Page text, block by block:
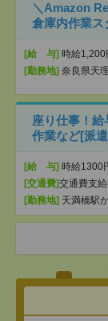
＼Amazon
倉庫内作業ス
[給 与] 時給1,200
[勤務地] 奈良県天
座り仕事！
作業など[派
[給 与] 時給1300
[交通費]交通費支給
[勤務地] 天満橋駅